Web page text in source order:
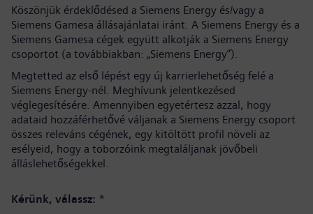
Köszönjük érdeklődésed a Siemens Energy és/vagy a
Siemens Gamesa állásajánlatai iránt. A Siemens Energy és a
Siemens Gamesa cégek együtt alkotják a Siemens Energy
csoportot (a továbbiakban: „Siemens Energy”).
Megtetted az első lépést egy új karrierlehetőség felé a
Siemens Energy-nél. Meghívunk jelentkezésed
véglegesítésére. Amennyiben egyetértesz azzal, hogy
adataid hozzáférhetővé váljanak a Siemens Energy csoport
összes releváns cégének, egy kitöltött profil növeli az
esélyeid, hogy a toborzóink megtaláljanak jövőbeli
álláslehetőségekkel.
Kérünk, válassz: *